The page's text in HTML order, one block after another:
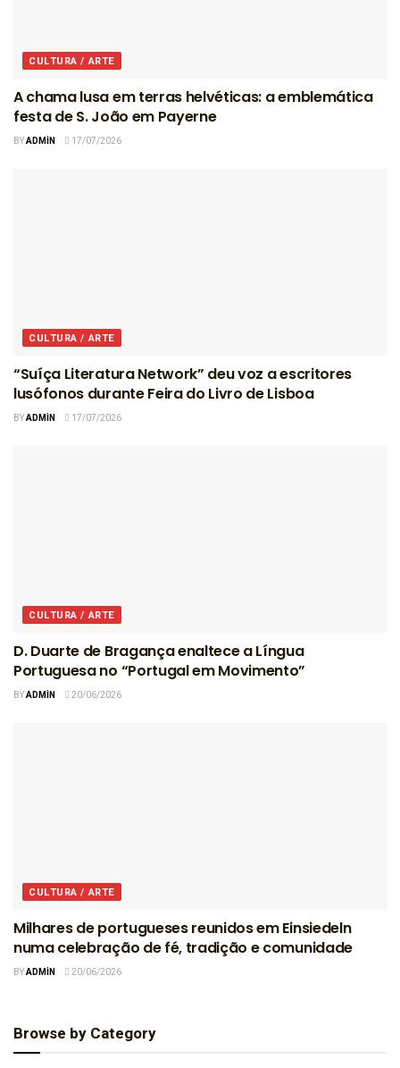
CULTURA / ARTE
A chama lusa em terras helvéticas: a emblemática
festa de S. João em Payerne
BYADMIN 17/07/2026
CULTURA / ARTE
“Suíça Literatura Network” deu voz a escritores
lusófonos durante Feira do Livro de Lisboa
BYADMIN 17/07/2026
CULTURA / ARTE
D. Duarte de Bragança enaltece a Língua
Portuguesa no “Portugal em Movimento”
BYADMIN 20/06/2026
CULTURA / ARTE
Milhares de portugueses reunidos em Einsiedeln
numa celebração de fé, tradição e comunidade
BYADMIN 20/06/2026
Browse by Category